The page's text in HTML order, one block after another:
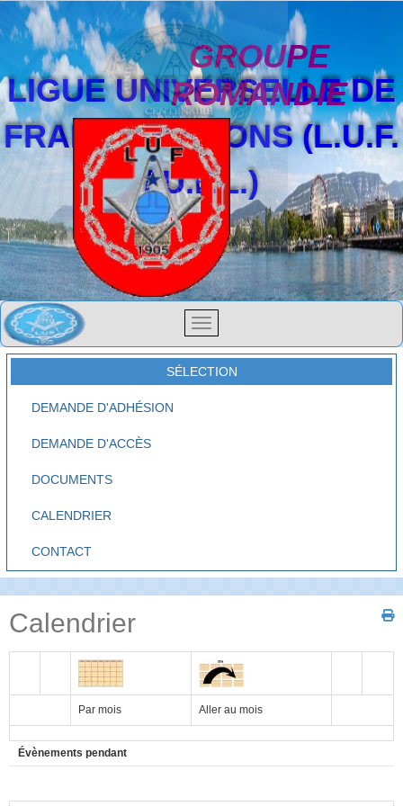
LIGUE UNIVERSELLE DE
FRANCS-MAÇONS (L.U.F.
/ U.F.L.)
GROUPE
ROMANDIE
SÉLECTION
DEMANDE D'ADHÉSION
DEMANDE D'ACCÈS
DOCUMENTS
CALENDRIER
CONTACT
Calendrier
Par mois Aller au mois
Évènements pendant